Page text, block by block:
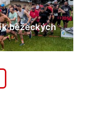
běžeckých